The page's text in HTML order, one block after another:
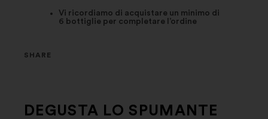
Vi ricordiamo di acquistare un minimo di
6 bottiglie per completare l’ordine
SHARE
DEGUSTA LO SPUMANTE